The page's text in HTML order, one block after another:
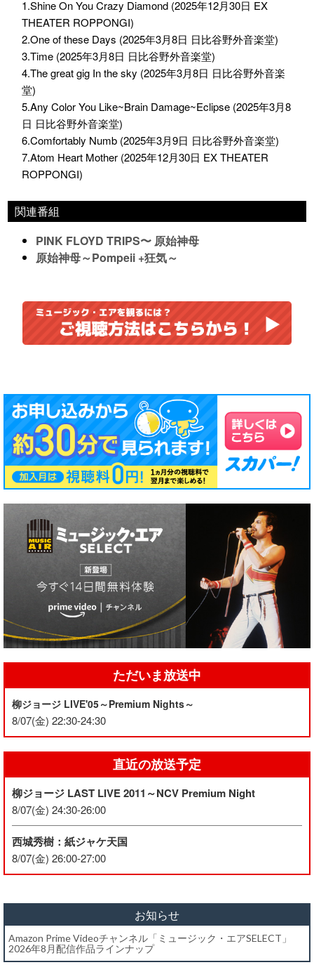
1.Shine On You Crazy Diamond (2025年12月30日 EX
THEATER ROPPONGI)
2.One of these Days (2025年3月8日 日比谷野外音楽堂)
3.Time (2025年3月8日 日比谷野外音楽堂)
4.The great gig In the sky (2025年3月8日 日比谷野外音楽
堂)
5.Any Color You Like~Brain Damage~Eclipse (2025年3月8
日 日比谷野外音楽堂)
6.Comfortably Numb (2025年3月9日 日比谷野外音楽堂)
7.Atom Heart Mother (2025年12月30日 EX THEATER
ROPPONGI)
関連番組
PINK FLOYD TRIPS〜 原始神母
原始神母～Pompeii +狂気～
ただいま放送中
柳ジョージ LIVE'05～Premium Nights～
8/07(金) 22:30-24:30
直近の放送予定
柳ジョージ LAST LIVE 2011～NCV Premium Night
8/07(金) 24:30-26:00
西城秀樹：紙ジャケ天国
8/07(金) 26:00-27:00
お知らせ
Amazon Prime Videoチャンネル「ミュージック・エアSELECT」
2026年8月配信作品ラインナップ